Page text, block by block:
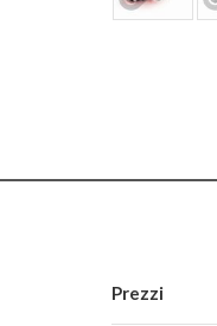
Prezzi